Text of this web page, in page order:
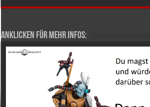
Anklicken für mehr Infos: